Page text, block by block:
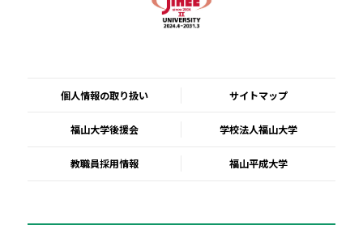
個人情報の取り扱い サイトマップ
福山大学後援会 学校法人福山大学
教職員採用情報 福山平成大学